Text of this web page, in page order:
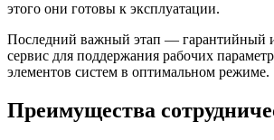
этого они готовы к эксплуатации.
Последний важный этап — гарантийный
сервис для поддержания рабочих
элементов систем в оптимальном режиме.
Преимущества